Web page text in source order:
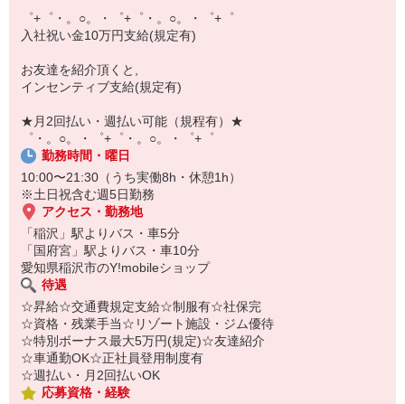
▼人気案件も多数♪
短期・期間限定・オープニング・官公庁案件
上場/優良/大手企業など
【スマホ面接実施中】
￣￣￣￣￣￣￣￣￣
自宅に居ながらスマホでカンタン面接OK！
オンライン面談なのでスピード対応。
゜+゜・。○。・゜+゜・。○。・゜+゜
入社祝い金10万円支給(規定有)
お友達を紹介頂くと,
インセンティブ支給(規定有)
★月2回払い・週払い可能（規程有）★
゜・。○。・゜+゜・。○。・゜+゜
勤務時間・曜日
10:00〜21:30（うち実働8h・休憩1h）
※土日祝含む週5日勤務
アクセス・勤務地
「稲沢」駅よりバス・車5分
「国府宮」駅よりバス・車10分
愛知県稲沢市のY!mobileショップ
待遇
☆昇給☆交通費規定支給☆制服有☆社保完
☆資格・残業手当☆リゾート施設・ジム優待
☆特別ボーナス最大5万円(規定)☆友達紹介
☆車通勤OK☆正社員登用制度有
☆週払い・月2回払いOK
応募資格・経験